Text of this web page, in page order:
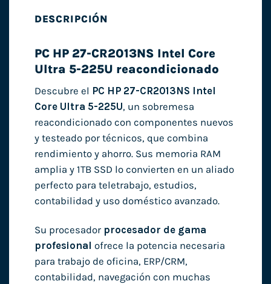
DESCRIPCIÓN
PC HP 27-CR2013NS Intel Core
Ultra 5-225U reacondicionado
Descubre el PC HP 27-CR2013NS Intel
Core Ultra 5-225U, un sobremesa
reacondicionado con componentes nuevos
y testeado por técnicos, que combina
rendimiento y ahorro. Sus memoria RAM
amplia y 1TB SSD lo convierten en un aliado
perfecto para teletrabajo, estudios,
contabilidad y uso doméstico avanzado.
Su procesador procesador de gama
profesional ofrece la potencia necesaria
para trabajo de oficina, ERP/CRM,
contabilidad, navegación con muchas